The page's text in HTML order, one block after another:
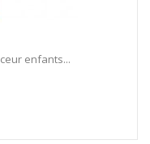
enfants...